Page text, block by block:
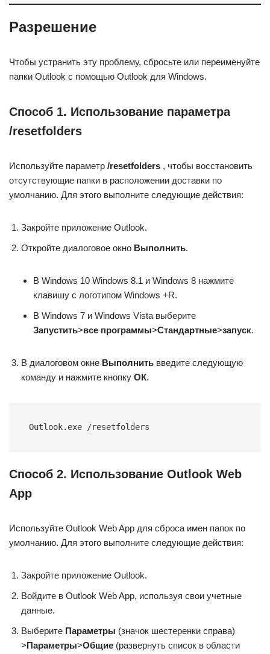
Разрешение
Чтобы устранить эту проблему, сбросьте или переименуйте
папки Outlook с помощью Outlook для Windows.
Способ 1. Использование параметра
/resetfolders
Используйте параметр /resetfolders , чтобы восстановить
отсутствующие папки в расположении доставки по
умолчанию. Для этого выполните следующие действия:
Закройте приложение Outlook.
Откройте диалоговое окно Выполнить.
В Windows 10 Windows 8.1 и Windows 8 нажмите
клавишу с логотипом Windows +R.
В Windows 7 и Windows Vista выберите
Запустить>все программы>Стандартные>запуск.
В диалоговом окне Выполнить введите следующую
команду и нажмите кнопку ОК.
Outlook.exe /resetfolders
Способ 2. Использование Outlook Web
App
Используйте Outlook Web App для сброса имен папок по
умолчанию. Для этого выполните следующие действия:
Закройте приложение Outlook.
Войдите в Outlook Web App, используя свои учетные
данные.
Выберите Параметры (значок шестеренки справа)
>Параметры>Общие (развернуть список в области